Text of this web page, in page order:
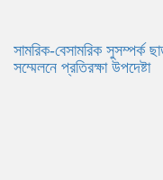
সামরিক-বেসামরিক সুসম্পর্ক
সম্মেলনে প্রতিরক্ষা উপদেষ্টা